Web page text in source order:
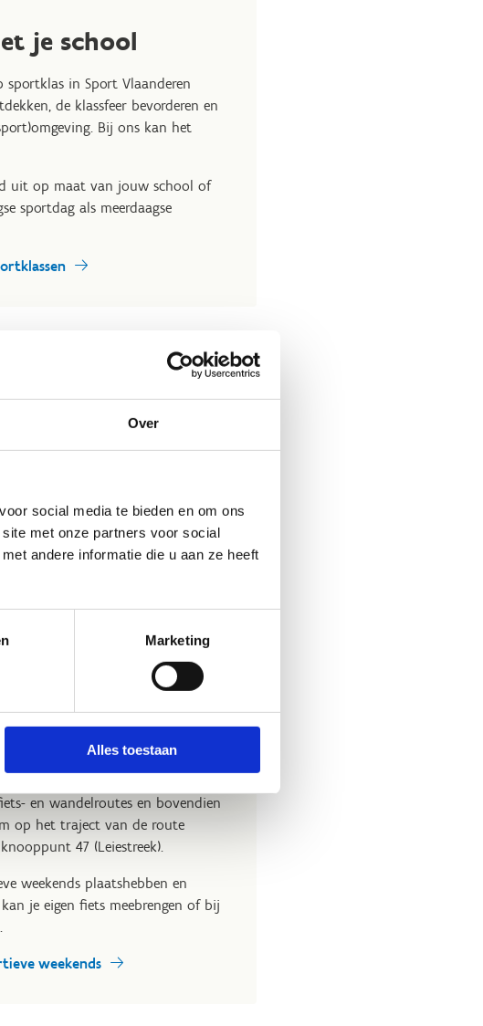
Over
social media te bieden en om ons
met onze partners voor social
andere informatie die u aan ze heeft
Marketing
Alles toestaan
je school
in Sport Vlaanderen
de klassfeer bevorderen en
Bij ons kan het
uit op maat van jouw school of
sportdag als meerdaagse
weekend
familie of vrienden? In ons
en wandelroutes en bovendien
op het traject van de route
47 (Leiestreek).
weekends plaatshebben en
je eigen fiets meebrengen of bij
weekends